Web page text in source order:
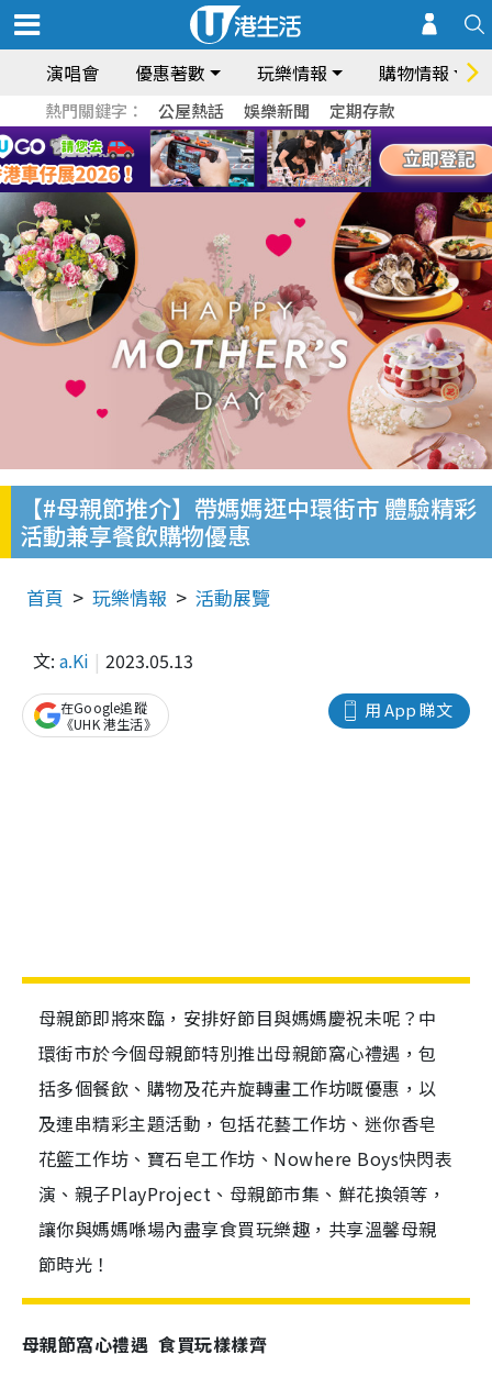
演唱會 優惠著數 玩樂情報 購物情報
熱門關鍵字： 公屋熱話 娛樂新聞 定期存款
【#母親節推介】帶媽媽逛中環街市 體驗精彩
活動兼享餐飲購物優惠
首頁 玩樂情報 活動展覽
文: a.Ki 2023.05.13
用 App 睇文
在Google追蹤
《UHK 港生活》
母親節即將來臨，安排好節目與媽媽慶祝未呢？中
環街市於今個母親節特別推出母親節窩心禮遇，包
括多個餐飲、購物及花卉旋轉畫工作坊嘅優惠，以
及連串精彩主題活動，包括花藝工作坊、迷你香皂
花籃工作坊、寶石皂工作坊、Nowhere Boys快閃表
演、親子PlayProject、母親節市集、鮮花換領等，
讓你與媽媽喺場內盡享食買玩樂趣，共享溫馨母親
節時光！
母親節窩心禮遇 食買玩樣樣齊